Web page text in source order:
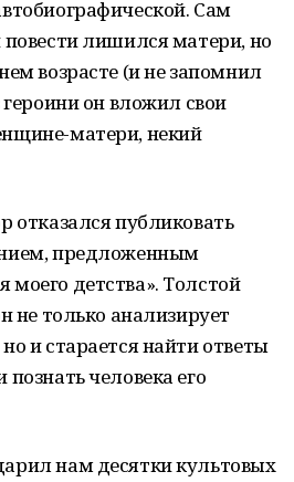
Сам
повести лишился матери, но
возрасте (и не запомнил
героини он вложил свои
матери, некий
отказался публиковать
предложенным
детства». Толстой
не только анализирует
и старается найти ответы
человека его
нам десятки культовых